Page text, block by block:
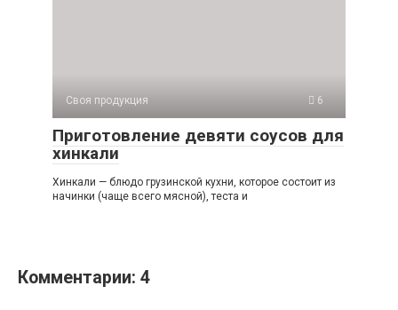
Своя продукция 6
Приготовление девяти соусов для
хинкали
Хинкали — блюдо грузинской кухни, которое состоит из
начинки (чаще всего мясной), теста и
Комментарии: 4